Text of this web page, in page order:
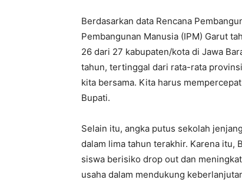
Berdasarkan data Rencana
Pembangunan Manusia (IPM) Garut
26 dari 27 kabupaten/kota di Jawa
tahun, tertinggal dari rata-rata
kita bersama. Kita harus
Bupati.
Selain itu, angka putus sekolah
dalam lima tahun terakhir. Karena itu,
siswa berisiko drop out dan
usaha dalam mendukung